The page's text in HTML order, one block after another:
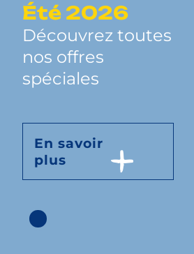
Été 2026
Découvrez toutes
nos offres
spéciales
En savoir
plus